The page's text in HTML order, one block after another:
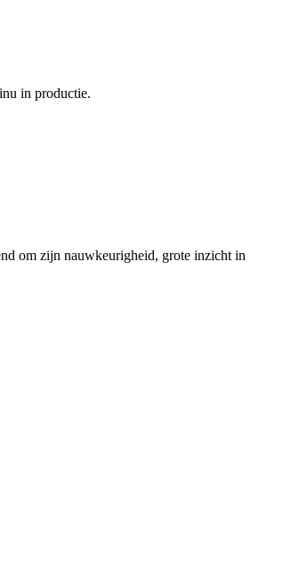
in productie.
om zijn nauwkeurigheid, grote inzicht in